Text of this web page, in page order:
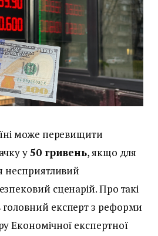
може перевищити
у50 гривень, якщо для
несприятливий
сценарій. Про такі
експерт з реформи
Економічної експертної